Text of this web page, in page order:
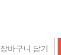
장바구니 담기